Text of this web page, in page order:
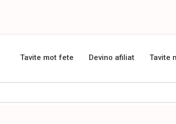
Tavite mot fete Devino afiliat Tavite